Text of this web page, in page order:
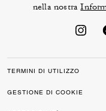
nella nostra
TERMINI DI UTILIZZO
GESTIONE DI COOKIE